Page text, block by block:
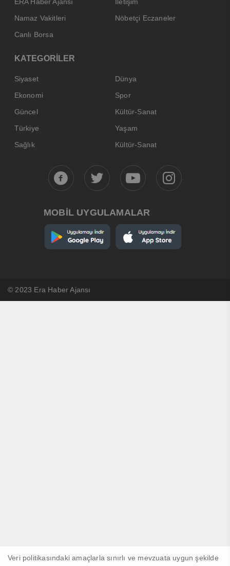
Namaz Vakitleri
Nöbetçi Eczaneler
Canlı Borsa
KATEGORİLER
Siyaset
Dünya
Ekonomi
Spor
Güncel
Kültür-Sanat
Türkiye
Yaşam
Sağlık
Kültür-Sanat
MOBİL UYGULAMALAR
© 2023 Era Haber Ajansı
Veri politikasındaki amaçlarla sınırlı ve mevzuata uygun şekilde